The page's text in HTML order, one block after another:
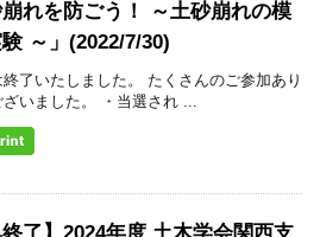
崩れを防ごう！ ～土砂崩れの模
～」(2022/7/30)
了いたしました。 たくさんのご参加あり
いました。 ・当選され ...